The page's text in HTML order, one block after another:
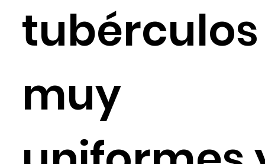
tubérculos
muy